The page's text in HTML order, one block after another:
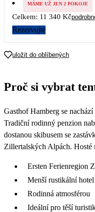
MÁME UŽ JEN 2 POKOJE
Celkem: 11 340 Kč
Rezervujte
uložit do oblíbených
Proč si vybrat
Gasthof Hamberg se
Tradiční rodinný penzion
dostanou skibusem se
Zillertalských Alpách. Hosté
Ersten Ferienregion
Menší rustikální hotel
Rodinná atmosférou
Ideální pro těší